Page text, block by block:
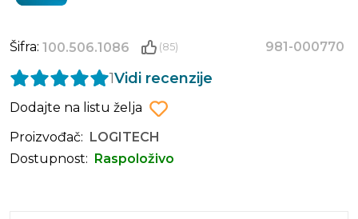
Šifra: 100.506.1086 (85) 981-000770
1Vidi recenzije
Dodajte na listu želja
Proizvođač:
LOGITECH
Dostupnost:
Raspoloživo